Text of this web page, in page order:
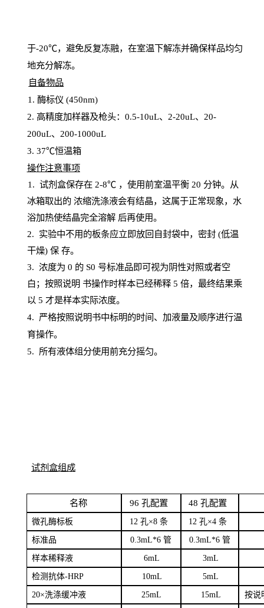
于-20℃，避免反复冻融，在室温下解冻并确保样品均匀
地充分解冻。
自备物品
1 . 酶标仪 (450nm)
2. 高精度加样器及枪头： 0.5-10uL、 2-20uL、 20-
200uL、 200-1000uL
3. 37℃恒温箱
操作注意事项
1. 试剂盒保存在 2-8℃ ，使用前室温平衡 20 分钟。从
冰箱取出的 浓缩洗涤液会有结晶，这属于正常现象，水
浴加热使结晶完全溶解 后再使用。
2. 实验中不用的板条应立即放回自封袋中，密封(低温
干燥) 保 存。
3. 浓度为 0 的 S0 号标准品即可视为阴性对照或者空
白；按照说明 书操作时样本已经稀释5 倍，最终结果乘
以 5 才是样本实际浓度。
4. 严格按照说明书中标明的时间、加液量及顺序进行温
育操作。
5. 所有液体组分使用前充分摇匀。
试剂盒组成
名称 96 孔配置 48 孔配置
微孔酶标板 12 孔×8 条 12 孔×4 条
标准品 0.3mL*6 管 0.3mL*6 管
样本稀释液 6mL 3mL
检测抗体-HRP 10mL 5mL
20×洗涤缓冲液 25mL 15mL 按说